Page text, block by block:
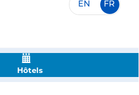
EN FR
Hôtels